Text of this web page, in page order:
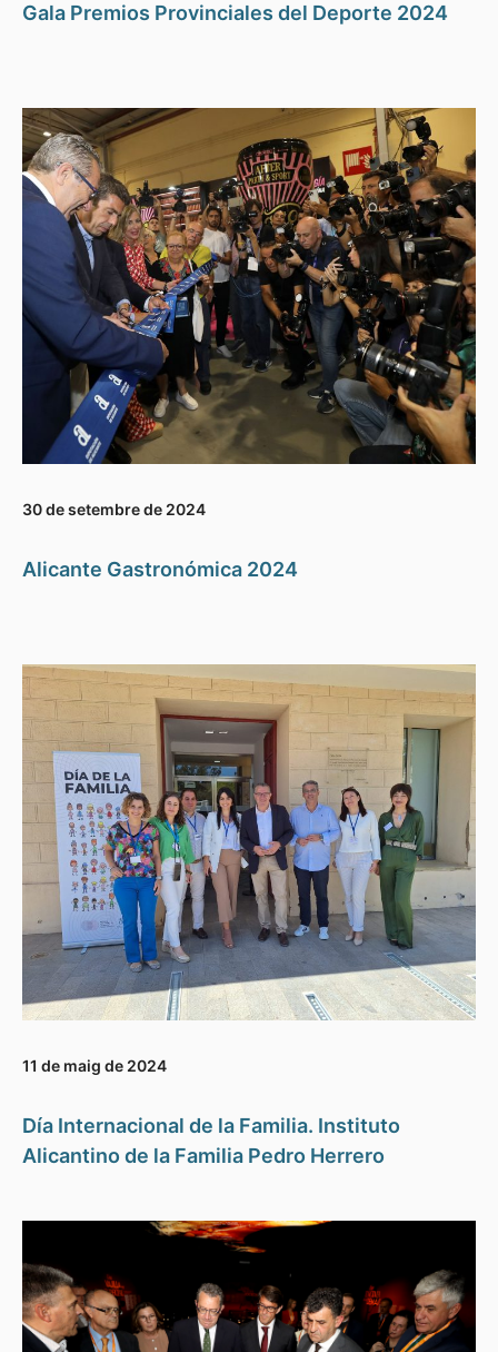
Gala Premios Provinciales del Deporte 2024
30 de setembre de 2024
Alicante Gastronómica 2024
11 de maig de 2024
Día Internacional de la Familia. Instituto
Alicantino de la Familia Pedro Herrero